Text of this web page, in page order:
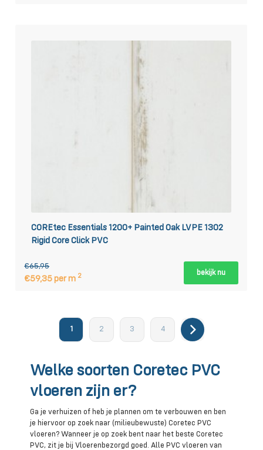
COREtec Essentials 1200+ Painted Oak LVPE 1302
Rigid Core Click PVC
€65,95
€59,35 per m 2 bekijk nu
1 2 3 4
Welke soorten Coretec PVC
vloeren zijn er?
Ga je verhuizen of heb je plannen om te verbouwen en ben
je hiervoor op zoek naar (milieubewuste) Coretec PVC
vloeren? Wanneer je op zoek bent naar het beste Coretec
PVC, zit je bij Vloerenbezorgd goed. Alle PVC vloeren van